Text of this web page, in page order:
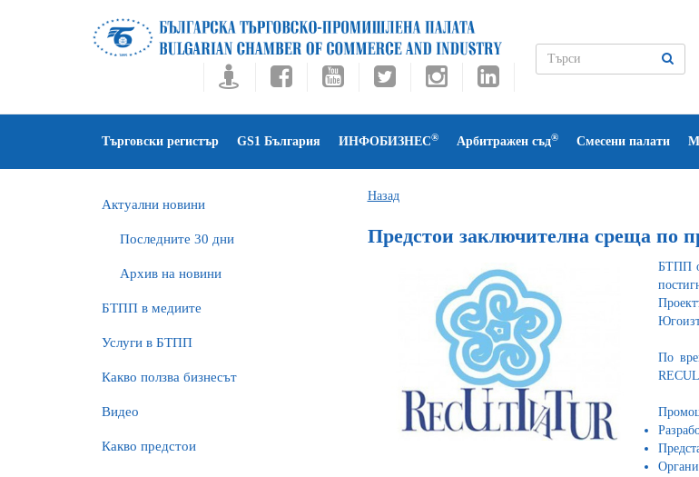
Търговски регистър GS1 България ИНФОБИЗНЕС® Арбитражен съд® Смесени палати
Актуални новини
Последните 30 дни
Архив на новини
БTПП в медиите
Услуги в БТПП
Какво ползва бизнесът
Видео
Какво предстои
Назад
Предстои заключителна среща по
БТПП
По